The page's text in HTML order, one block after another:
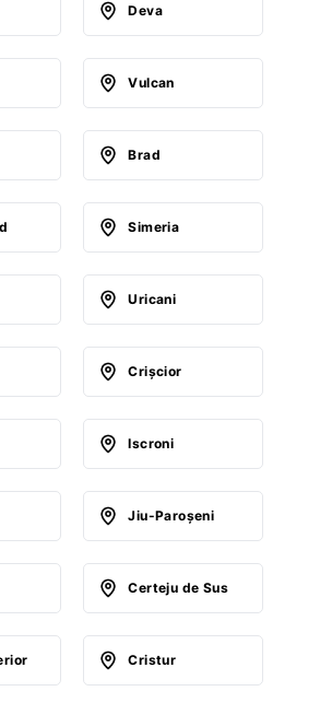
Deva
Vulcan
Brad
Simeria
Uricani
Crişcior
Iscroni
Jiu-Paroşeni
Certeju de Sus
Cristur